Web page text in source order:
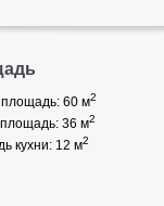
60 м2
36 м2
кухни: 12 м2